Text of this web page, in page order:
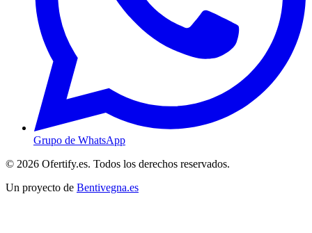
Grupo de WhatsApp
© 2026 Ofertify.es. Todos los derechos reservados.
Un proyecto de Bentivegna.es